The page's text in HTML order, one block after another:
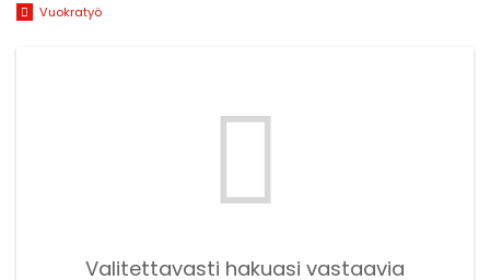
Vuokratyö
Valitettavasti hakuasi vastaavia